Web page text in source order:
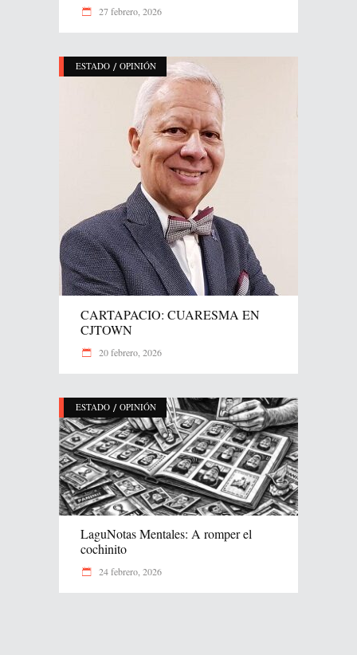
27 febrero, 2026
ESTADO / OPINIÓN
CARTAPACIO: CUARESMA EN
CJTOWN
20 febrero, 2026
ESTADO / OPINIÓN
LaguNotas Mentales: A romper el
cochinito
24 febrero, 2026